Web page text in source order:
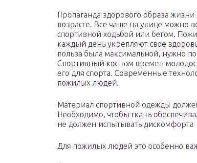
Пропаганда здорового образа
возрасте. Все чаще на улице можно
спортивной ходьбой или бегом.
каждый день укрепляют свое
польза была максимальной, нужно
Спортивный костюм времен
его для спорта. Современные
пожилых людей.
Материал спортивной одежды
Необходимо, чтобы ткань
не должен испытывать дискомфорта
Для пожилых людей это особенно